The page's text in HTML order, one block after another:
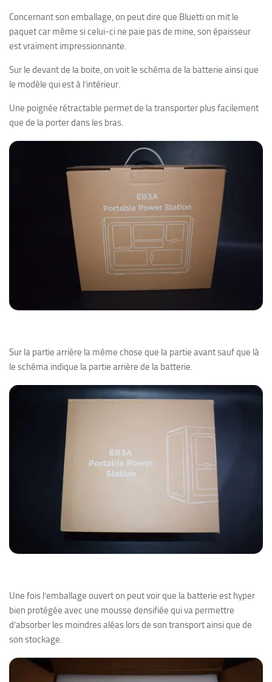
Concernant son emballage, on peut dire que Bluetti on mit le
paquet car même si celui-ci ne paie pas de mine, son épaisseur
est vraiment impressionnante.
Sur le devant de la boite, on voit le schéma de la batterie ainsi que
le modèle qui est à l’intérieur.
Une poignée rétractable permet de la transporter plus facilement
que de la porter dans les bras.
Sur la partie arrière la même chose que la partie avant sauf que là
le schéma indique la partie arrière de la batterie.
Une fois l’emballage ouvert on peut voir que la batterie est hyper
bien protégée avec une mousse densifiée qui va permettre
d’absorber les moindres aléas lors de son transport ainsi que de
son stockage.